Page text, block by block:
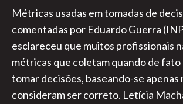
Métricas usadas em tomadas de
comentadas por Eduardo Guerra
esclareceu que muitos profissionais
métricas que coletam quando de
tomar decisões, baseando-se apenas
consideram ser correto. Letícia